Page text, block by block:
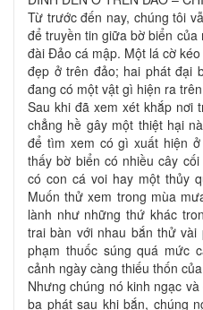
Từ trước đến nay, chúng tôi
để truyền tin giữa bờ biển
đài Đảo cá mập. Một lá cờ
đẹp ở trên đảo; hai phát đại
đang có một vật gì hiện ra
Sau khi đã xem xét khắp nơi
chẳng hề gây một thiệt hại
để tìm xem có gì xuất hiện
thấy bờ biển có nhiều cây
có con cá voi hay một thủy
Muốn thử xem trong mùa
lành như những thứ khác
trai bàn với nhau bắn thử
phạm thuốc súng quá mức
cảnh ngày càng thiếu thốn
Nhưng chúng nó kinh ngạc
ba phát sau khi bắn, chúng